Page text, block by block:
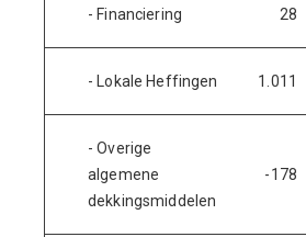
- Financiering 28
- Lokale Heffingen 1.011
- Overige
algemene
dekkingsmiddelen
-178